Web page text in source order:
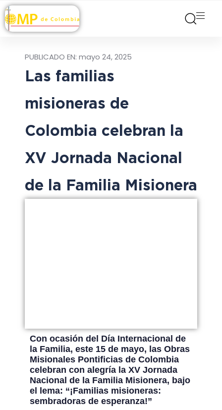
PUBLICADO EN: mayo 24, 2025
Las familias
misioneras de
Colombia celebran la
XV Jornada Nacional
de la Familia Misionera
Con ocasión del Día Internacional de
la Familia, este 15 de mayo, las Obras
Misionales Pontificias de Colombia
celebran con alegría la XV Jornada
Nacional de la Familia Misionera, bajo
el lema: “¡Familias misioneras:
sembradoras de esperanza!”